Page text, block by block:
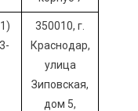
350010, г.
Краснодар,
улица
Зиповская,
дом 5,